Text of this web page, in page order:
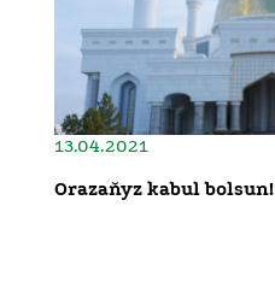
13.04.2021
Orazaňyz kabul bolsun!